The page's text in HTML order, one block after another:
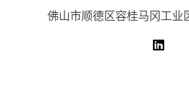
佛山市顺德区容桂马冈工业